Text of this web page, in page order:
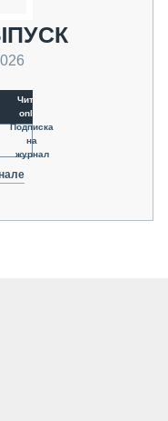
Читать
online
Подписка
на
журнал